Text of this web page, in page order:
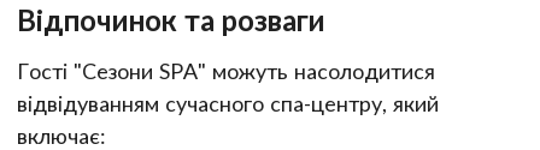
Відпочинок та розваги
Гості "Сезони SPA" можуть насолодитися
відвідуванням сучасного спа-центру, який
включає: